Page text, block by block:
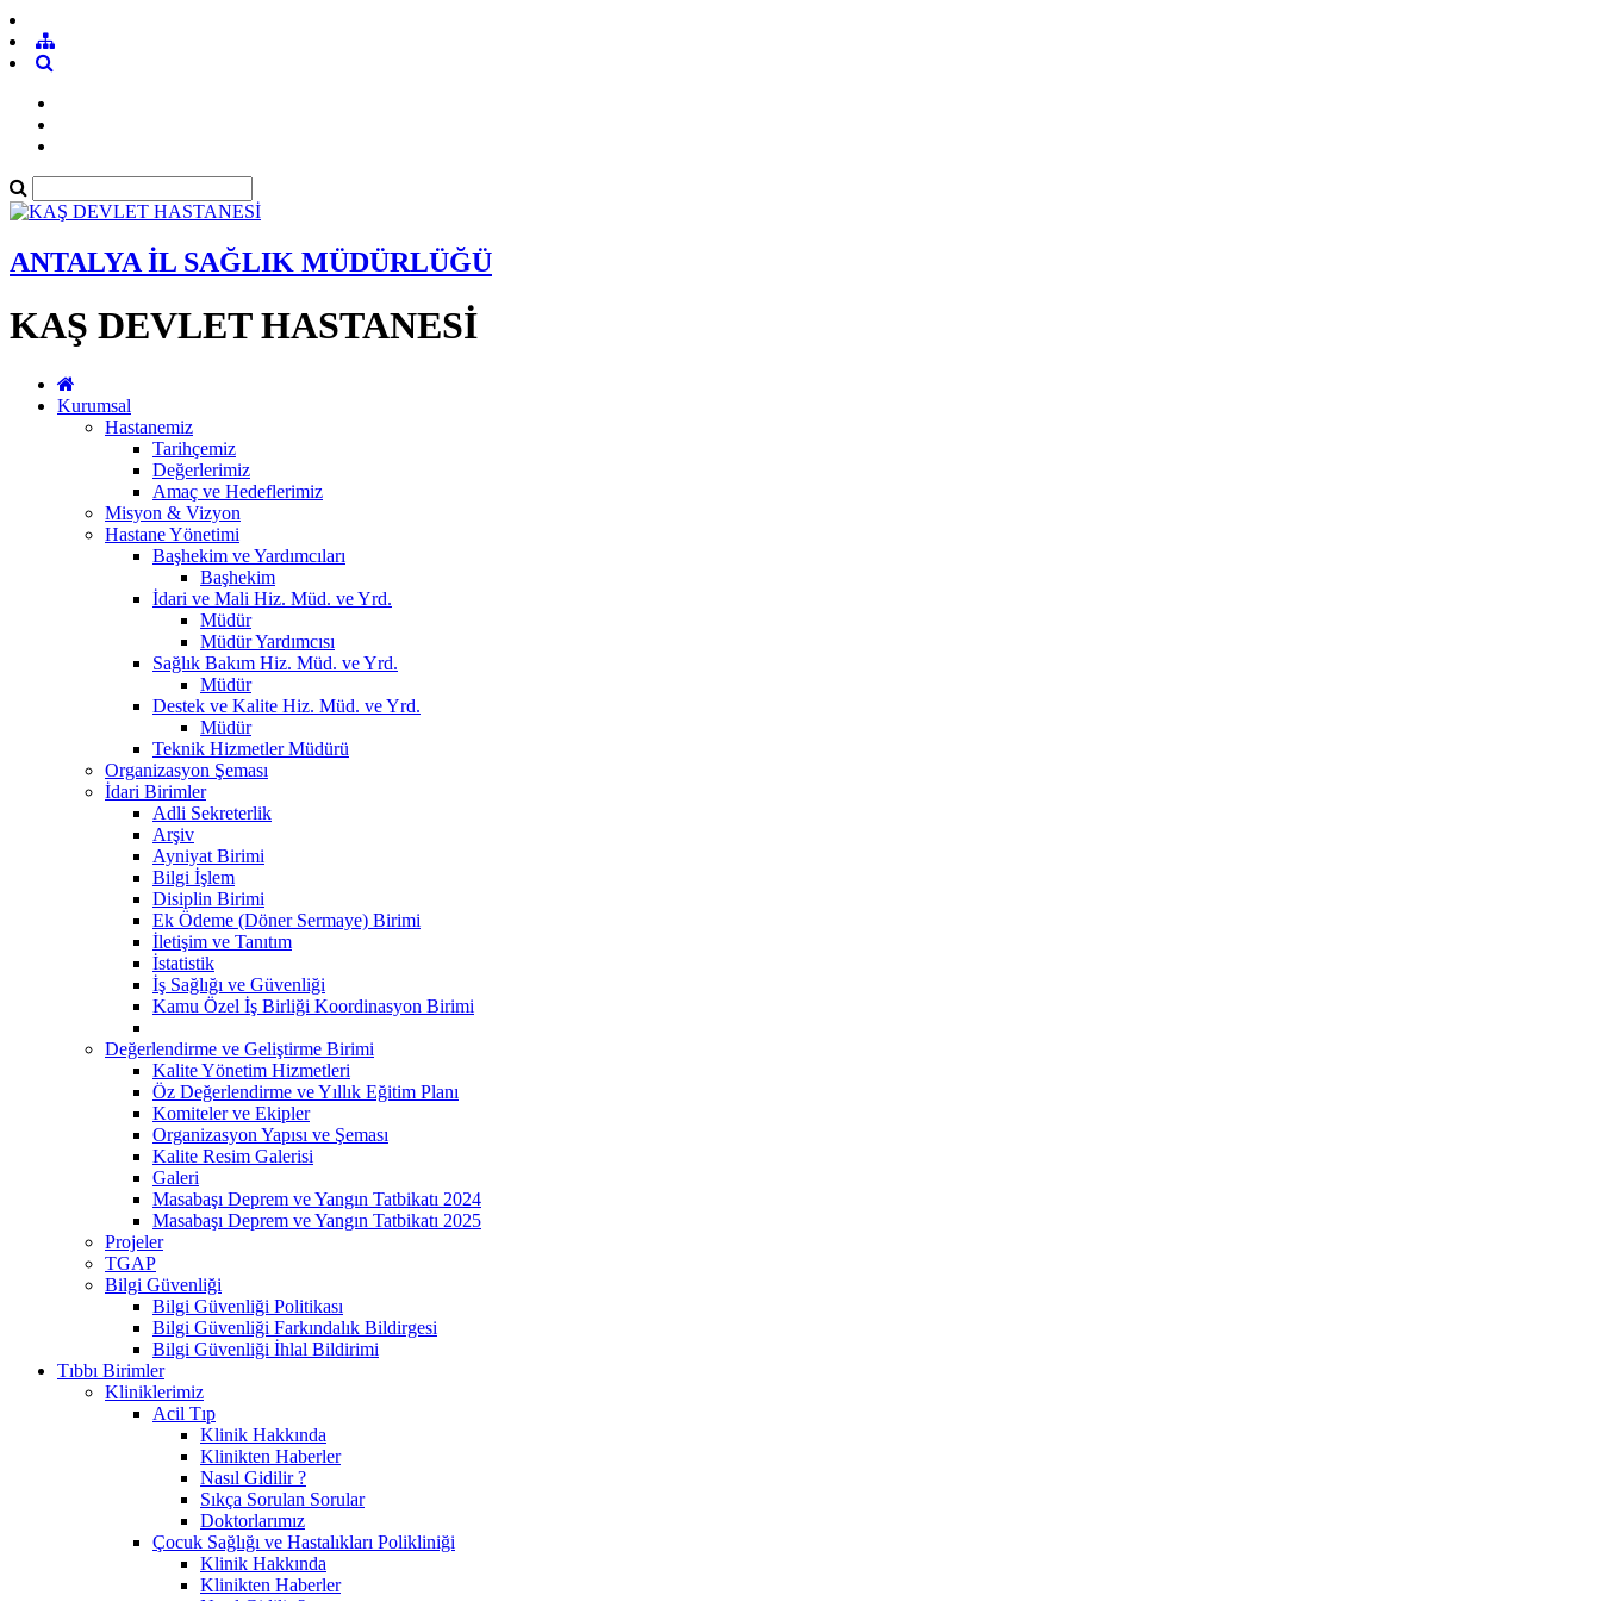
ANTALYA İL SAĞLIK MÜDÜRLÜĞÜ
KAŞ DEVLET HASTANESİ
Kurumsal
Hastanemiz
Tarihçemiz
Değerlerimiz
Amaç ve Hedeflerimiz
Misyon & Vizyon
Hastane Yönetimi
Başhekim ve Yardımcıları
Başhekim
İdari ve Mali Hiz. Müd. ve Yrd.
Müdür
Müdür Yardımcısı
Sağlık Bakım Hiz. Müd. ve Yrd.
Müdür
Destek ve Kalite Hiz. Müd. ve Yrd.
Müdür
Teknik Hizmetler Müdürü
Organizasyon Şeması
İdari Birimler
Adli Sekreterlik
Arşiv
Ayniyat Birimi
Bilgi İşlem
Disiplin Birimi
Ek Ödeme (Döner Sermaye) Birimi
İletişim ve Tanıtım
İstatistik
İş Sağlığı ve Güvenliği
Kamu Özel İş Birliği Koordinasyon Birimi
Değerlendirme ve Geliştirme Birimi
Kalite Yönetim Hizmetleri
Öz Değerlendirme ve Yıllık Eğitim Planı
Komiteler ve Ekipler
Organizasyon Yapısı ve Şeması
Kalite Resim Galerisi
Galeri
Masabaşı Deprem ve Yangın Tatbikatı 2024
Masabaşı Deprem ve Yangın Tatbikatı 2025
Projeler
TGAP
Bilgi Güvenliği
Bilgi Güvenliği Politikası
Bilgi Güvenliği Farkındalık Bildirgesi
Bilgi Güvenliği İhlal Bildirimi
Tıbbı Birimler
Kliniklerimiz
Acil Tıp
Klinik Hakkında
Klinikten Haberler
Nasıl Gidilir ?
Sıkça Sorulan Sorular
Doktorlarımız
Çocuk Sağlığı ve Hastalıkları Polikliniği
Klinik Hakkında
Klinikten Haberler